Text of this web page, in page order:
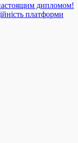
дипломом!
платформи